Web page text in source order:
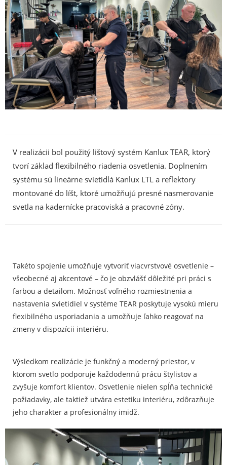
V realizácii bol použitý lištový systém Kanlux TEAR, ktorý
tvorí základ flexibilného riadenia osvetlenia. Doplnením
systému sú lineárne svietidlá Kanlux LTL a reflektory
montované do líšt, ktoré umožňujú presné nasmerovanie
svetla na kadernícke pracoviská a pracovné zóny.
Takéto spojenie umožňuje vytvoriť viacvrstvové osvetlenie –
všeobecné aj akcentové – čo je obzvlášť dôležité pri práci s
farbou a detailom. Možnosť voľného rozmiestnenia a
nastavenia svietidiel v systéme TEAR poskytuje vysokú mieru
flexibilného usporiadania a umožňuje ľahko reagovať na
zmeny v dispozícii interiéru.
Výsledkom realizácie je funkčný a moderný priestor, v
ktorom svetlo podporuje každodennú prácu štylistov a
zvyšuje komfort klientov. Osvetlenie nielen spĺňa technické
požiadavky, ale taktiež utvára estetiku interiéru, zdôrazňuje
jeho charakter a profesionálny imidž.